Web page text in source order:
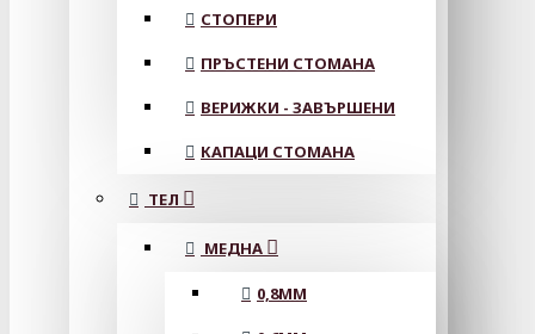
СТОПЕРИ
ПРЪСТЕНИ СТОМАНА
ВЕРИЖКИ - ЗАВЪРШЕНИ
КАПАЦИ СТОМАНА
ТЕЛ
МЕДНА
0,8MM